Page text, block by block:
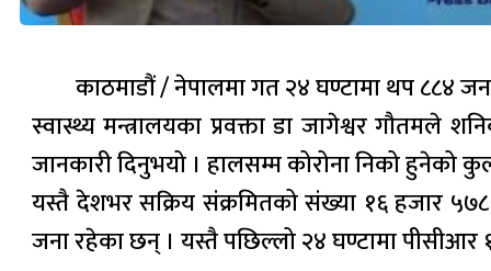
काठमाडौं / नेपालमा गत २४ घण्टामा थप ८८४
स्वास्थ्य मन्त्रालयका प्रवक्ता डा जागेश्वर गौतमले
जानकारी दिनुभयो । हालसम्म कोरोना निको
यस्तै देशभर सक्रिय संक्रमितको संख्या १६ हजार
जना रहेका छन् । यस्तै पछिल्लो २४ घण्टामा